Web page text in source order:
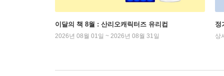
이달의 책 8월 : 산리오캐릭터즈 유리컵
2026년 08월 01일 ~ 2026년 08월 31일
정
상